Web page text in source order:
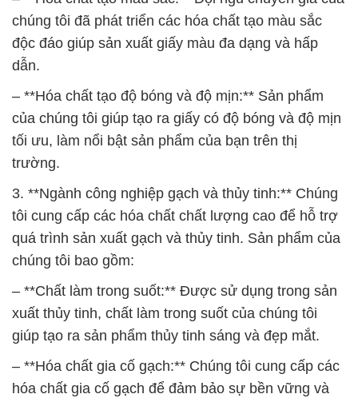
chúng tôi đã phát triển các hóa chất tạo màu sắc
độc đáo giúp sản xuất giấy màu đa dạng và hấp
dẫn.
– **Hóa chất tạo độ bóng và độ mịn:** Sản phẩm
của chúng tôi giúp tạo ra giấy có độ bóng và độ mịn
tối ưu, làm nổi bật sản phẩm của bạn trên thị
trường.
3. **Ngành công nghiệp gạch và thủy tinh:** Chúng
tôi cung cấp các hóa chất chất lượng cao để hỗ trợ
quá trình sản xuất gạch và thủy tinh. Sản phẩm của
chúng tôi bao gồm:
– **Chất làm trong suốt:** Được sử dụng trong sản
xuất thủy tinh, chất làm trong suốt của chúng tôi
giúp tạo ra sản phẩm thủy tinh sáng và đẹp mắt.
– **Hóa chất gia cố gạch:** Chúng tôi cung cấp các
hóa chất gia cố gạch để đảm bảo sự bền vững và